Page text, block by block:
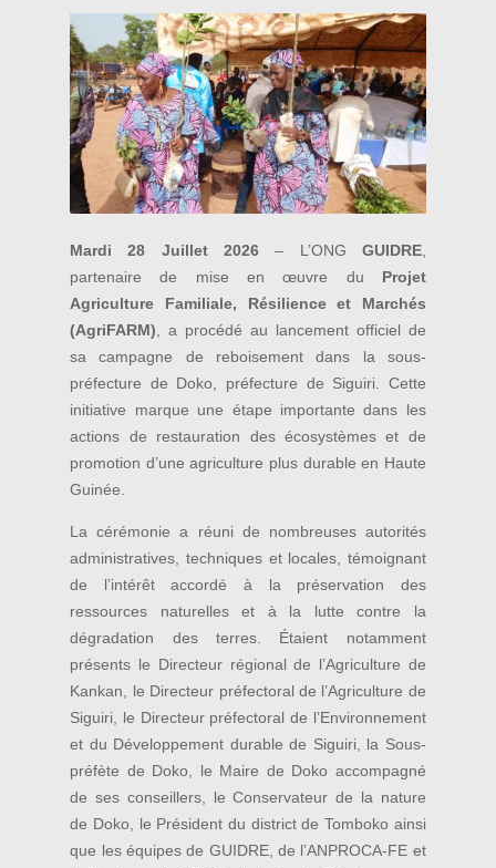
Mardi 28 Juillet 2026 – L’ONG GUIDRE,
partenaire de mise en œuvre du Projet
Agriculture Familiale, Résilience et Marchés
(AgriFARM) , a procédé au lancement officiel de
sa campagne de reboisement dans la sous-
préfecture de Doko, préfecture de Siguiri. Cette
initiative marque une étape importante dans les
actions de restauration des écosystèmes et de
promotion d’une agriculture plus durable en Haute
Guinée.
La cérémonie a réuni de nombreuses autorités
administratives, techniques et locales, témoignant
de l’intérêt accordé à la préservation des
ressources naturelles et à la lutte contre la
dégradation des terres. Étaient notamment
présents le Directeur régional de l’Agriculture de
Kankan, le Directeur préfectoral de l’Agriculture de
Siguiri, le Directeur préfectoral de l’Environnement
et du Développement durable de Siguiri, la Sous-
préfète de Doko, le Maire de Doko accompagné
de ses conseillers, le Conservateur de la nature
de Doko, le Président du district de Tomboko ainsi
que les équipes de GUIDRE, de l’ANPROCA-FE et